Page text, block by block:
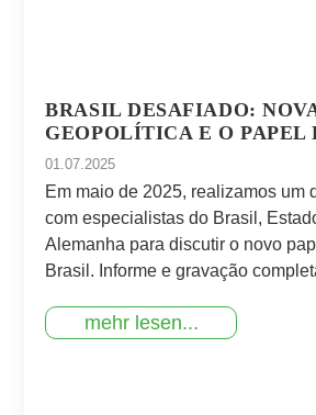
BRASIL DESAFIADO:
GEOPOLÍTICA E O PAPEL
01.07.2025
Em maio de 2025, realizamos um
com especialistas do Brasil,
Alemanha para discutir o novo
Brasil. Informe e gravação
mehr lesen...